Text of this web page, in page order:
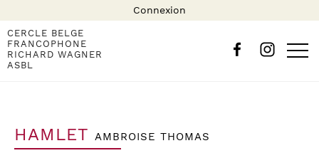
Connexion
CERCLE BELGE
FRANCOPHONE
RICHARD WAGNER
ASBL
HAMLET AMBROISE THOMAS